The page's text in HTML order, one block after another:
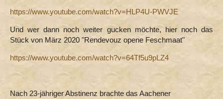
https://www.youtube.com/watch?v=HLP4U-PWVJE
Und wer dann noch weiter gucken möchte, hier noch das
Stück von März 2020 "Rendevouz opene Feschmaat"
https://www.youtube.com/watch?v=64Tf5u9pLZ4
Nach 23-jähriger Abstinenz brachte das Aachener